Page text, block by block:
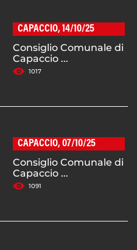
CAPACCIO, 14/10/25
Consiglio Comunale di
Capaccio ...
1017
CAPACCIO, 07/10/25
Consiglio Comunale di
Capaccio ...
1091